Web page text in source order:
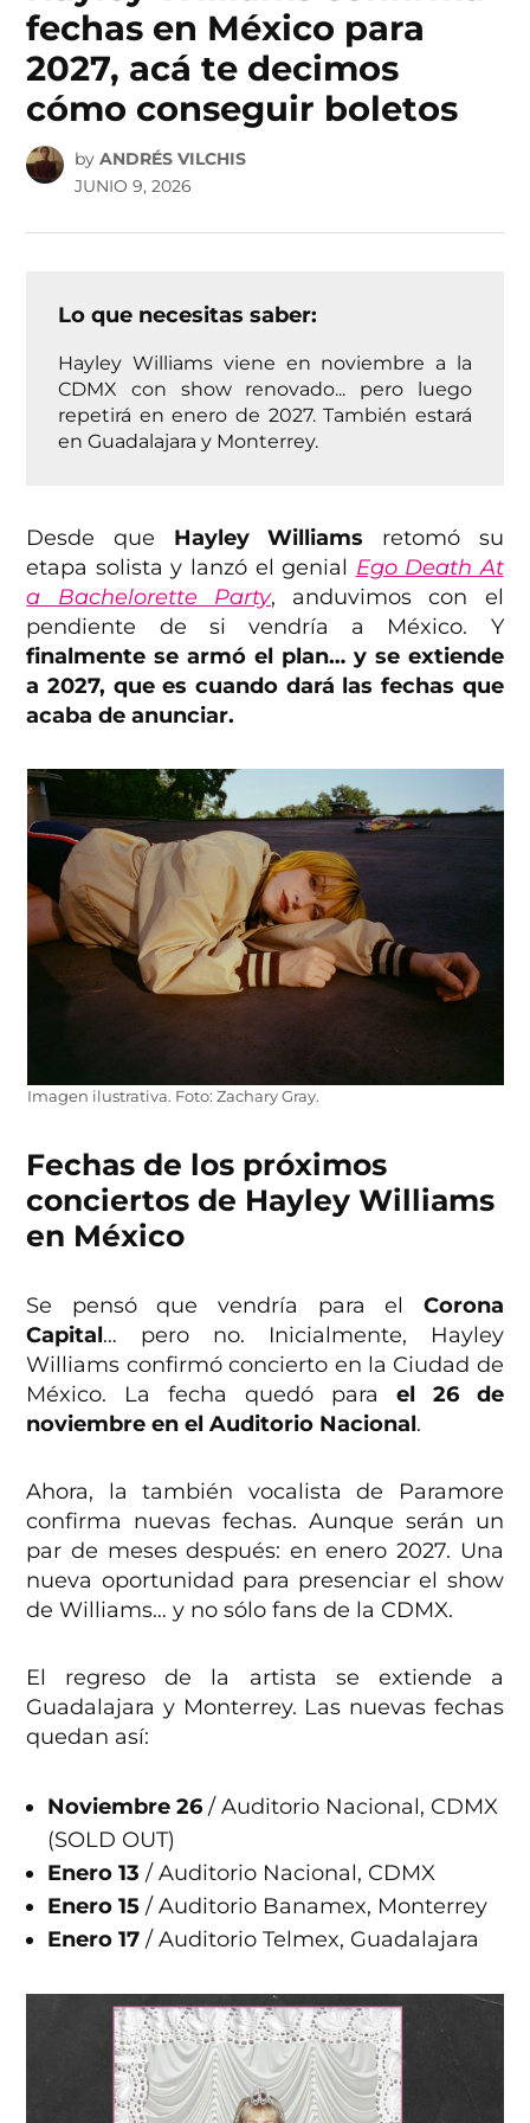
fechas en México para
2027, acá te decimos
cómo conseguir boletos
by ANDRÉS VILCHIS
JUNIO 9, 2026
Lo que necesitas saber:
Hayley Williams viene en noviembre a la
CDMX con show renovado... pero luego
repetirá en enero de 2027. También estará
en Guadalajara y Monterrey.
Desde que Hayley Williams retomó su
etapa solista y lanzó el genial Ego Death At
a Bachelorette Party, anduvimos con el
pendiente de si vendría a México. Y
finalmente se armó el plan… y se extiende
a 2027, que es cuando dará las fechas que
acaba de anunciar.
Imagen ilustrativa. Foto: Zachary Gray.
Fechas de los próximos
conciertos de Hayley Williams
en México
Se pensó que vendría para el Corona
Capital… pero no. Inicialmente, Hayley
Williams confirmó concierto en la Ciudad de
México. La fecha quedó para el 26 de
noviembre en el Auditorio Nacional.
Ahora, la también vocalista de Paramore
confirma nuevas fechas. Aunque serán un
par de meses después: en enero 2027. Una
nueva oportunidad para presenciar el show
de Williams… y no sólo fans de la CDMX.
El regreso de la artista se extiende a
Guadalajara y Monterrey. Las nuevas fechas
quedan así:
Noviembre 26 / Auditorio Nacional, CDMX
(SOLD OUT)
Enero 13 / Auditorio Nacional, CDMX
Enero 15/ Auditorio Banamex, Monterrey
Enero 17 / Auditorio Telmex, Guadalajara